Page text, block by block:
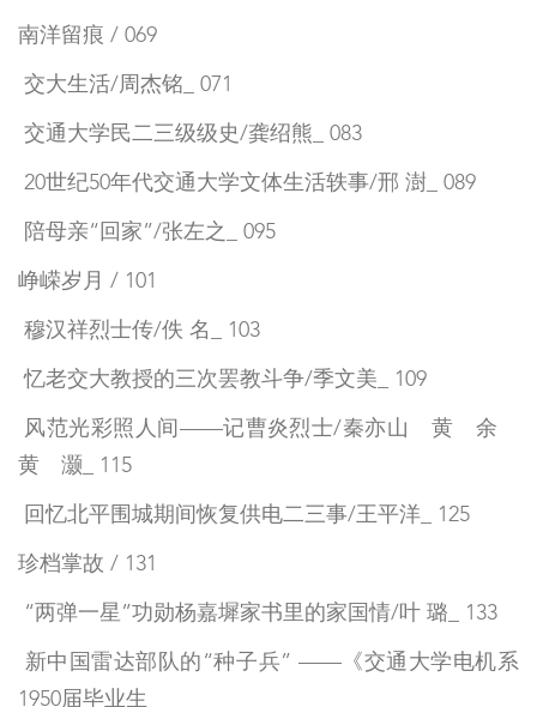
南洋留痕 / 069
交大生活/周杰铭_ 071
交通大学民二三级级史/龚绍熊_ 083
20世纪50年代交通大学文体生活轶事/邢 澍_ 089
陪母亲“回家”/张左之_ 095
峥嵘岁月 / 101
穆汉祥烈士传/佚 名_ 103
忆老交大教授的三次罢教斗争/季文美_ 109
风范光彩照人间——记曹炎烈士/秦亦山 黄 余
黄 灏_ 115
回忆北平围城期间恢复供电二三事/王平洋_ 125
珍档掌故 / 131
“两弹一星”功勋杨嘉墀家书里的家国情/叶 璐_ 133
新中国雷达部队的“种子兵” ——《交通大学电机系
1950届毕业生